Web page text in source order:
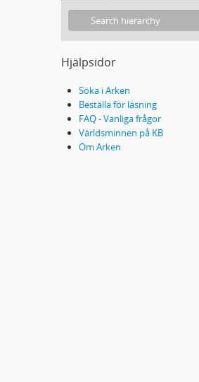
Hjälpsidor
Söka i Arken
Beställa för läsning
FAQ - Vanliga frågor
Världsminnen på KB
Om Arken